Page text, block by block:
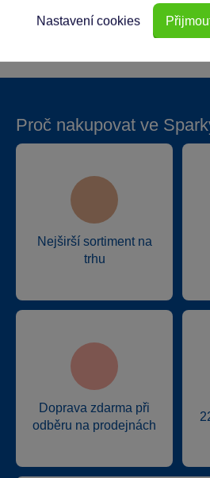
Hmotnost v gramech 20
Proč nakupovat ve
Nejširší sortiment na
trhu
Doprava zdarma při
odběru na prodejnách
Nastavení cookies